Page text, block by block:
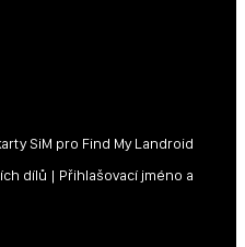
SiM pro Find My Landroid
dílů | Přihlašovací jméno a